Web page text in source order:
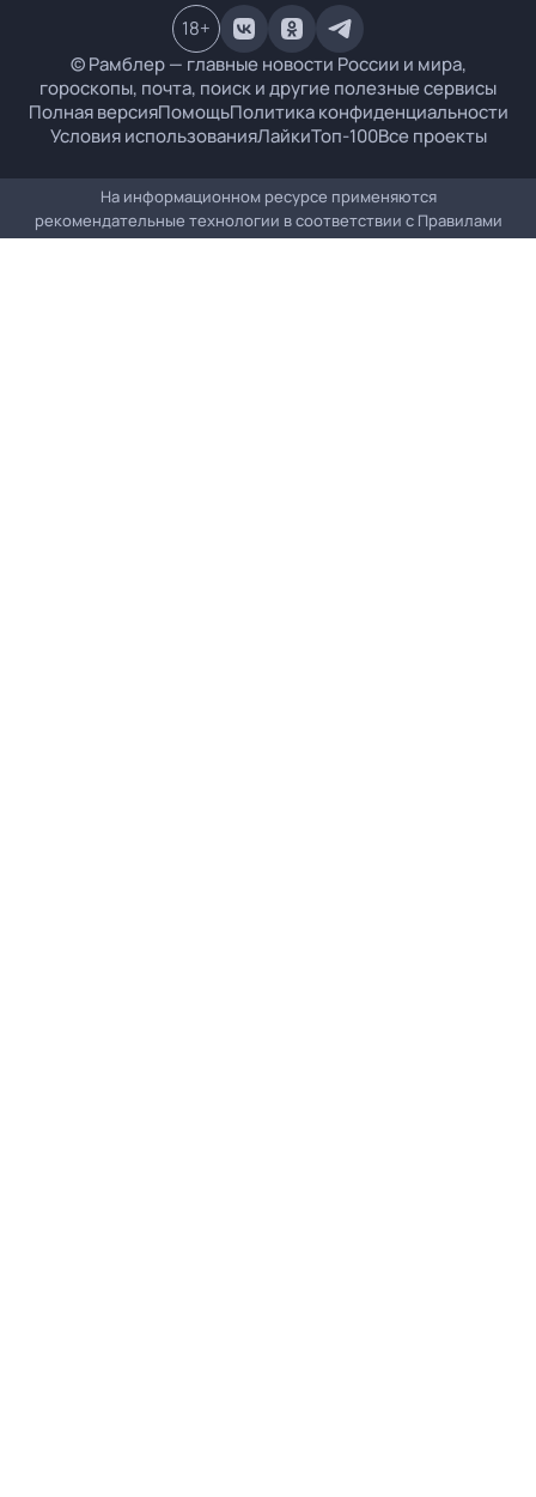
© Рамблер — главные новости России и мира,
гороскопы, почта, поиск и другие полезные сервисы
Полная версияПомощьПолитика конфиденциальности
Условия использованияЛайкиТоп-100Все проекты
18+
На информационном ресурсе применяются
рекомендательные технологии в соответствии с Правилами